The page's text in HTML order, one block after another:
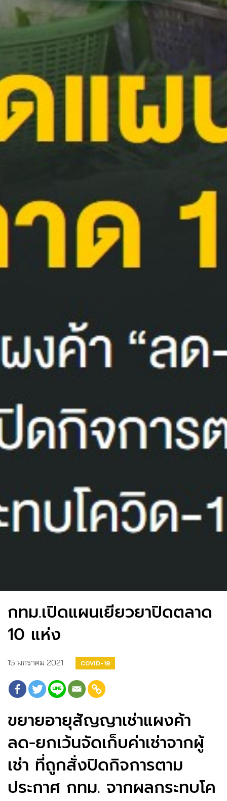
กทม.เปิดแผนเยียวยาปิดตลาด
10 แห่ง
15 มกราคม 2021 COVID-19
ขยายอายุสัญญาเช่าแผงค้า
ลด-ยกเว้นจัดเก็บค่าเช่าจากผู้
เช่า ที่ถูกสั่งปิดกิจการตาม
ประกาศ กทม. จากผลกระทบโค